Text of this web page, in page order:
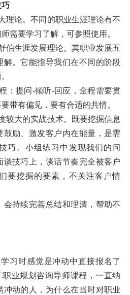
理论。不同的职业生涯理论有不
需要学习了解，可参照使用。
伯生涯发展理论。其职业发展五
解。它能指导我们在不同的阶段
：提问-倾听-回应，全程需要贯
带有偏见，要有合适的共情。
较大的实战技术。既要挖掘信息
鼓励、激发客户内在能量，是需
巧。小组练习中发现我们的问
谈技巧上，谈话节奏完全被客户
要挖掘的要素，不关注客户情
会持续完善总结和理清，帮助不
习时感觉是冲动中直接报名了
职业规划咨询导师课程，一直纳
冲动的人，为什么在当时对职业